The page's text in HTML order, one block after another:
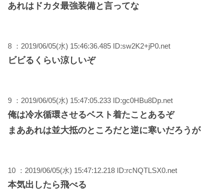
あれはドカタ最強装備と言ってな
8 ：2019/06/05(水) 15:46:36.485 ID:sw2K2+jP0.net
ビビるくらい涼しいぞ
9 ：2019/06/05(水) 15:47:05.233 ID:gc0HBu8Dp.net
俺は冷水循環させるベスト着たことあるぞ
まああれは並大抵のところだと逆に寒いだろうが
10 ：2019/06/05(水) 15:47:12.218 ID:rcNQTLSX0.net
本気出したら飛べる